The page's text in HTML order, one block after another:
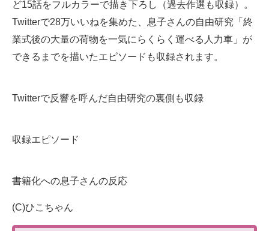
ど15話をフルカラーで描き下ろし（過去作選も収録）。
Twitterで28万いいねを集めた、息子さんの自由研究「終
業式後の大量の荷物を一気にらくらく運べる人力車」が
できるまでを描いたエピソードも収録されます。
Twitterで反響を呼んだ自由研究の裏側も収録
収録エピソード
書籍化への息子さんの反応
(C)ひこちゃん